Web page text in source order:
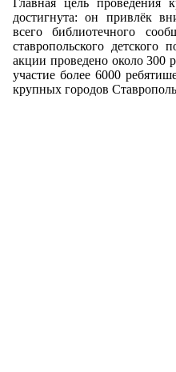
Главная цель проведения
достигнута: он привлёк
всего библиотечного
ставропольского
акции проведено около 300
участие более 6000
крупных городов